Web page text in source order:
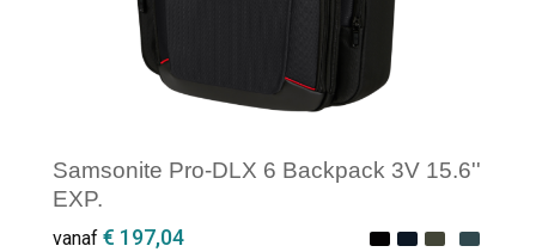
Samsonite Pro-DLX 6 Backpack 3V 15.6''
EXP.
vanaf € 197,04